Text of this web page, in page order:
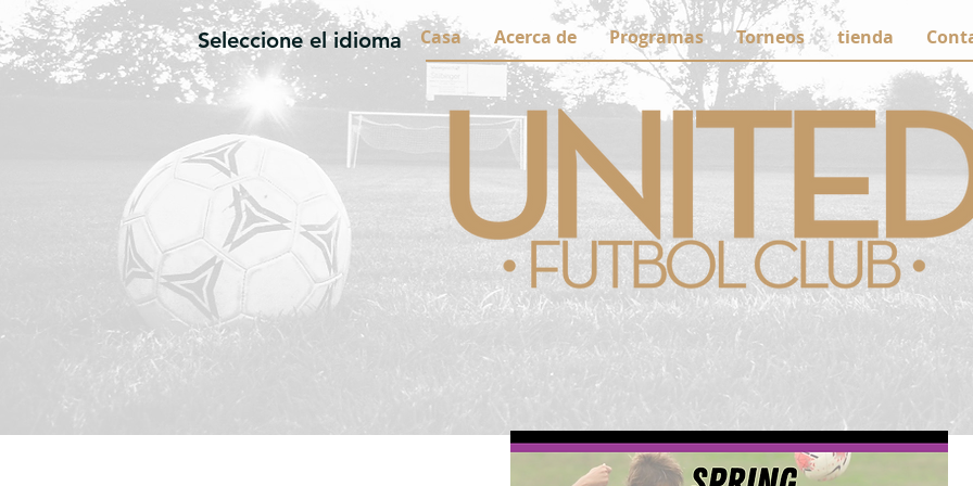
Seleccione el idioma Casa Acerca de Programas Torneos tienda